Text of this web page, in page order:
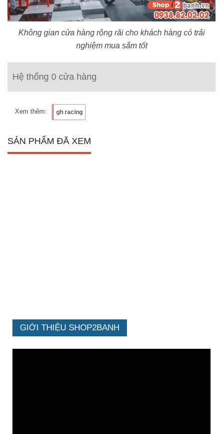
Không gian cửa hàng rộng rãi cho khách hàng có trải
nghiệm mua sắm tốt
Hệ thống 0 cửa hàng
Xem thêm: gh racing
SẢN PHẨM ĐÃ XEM
GIỚI THIỆU SHOP2BANH